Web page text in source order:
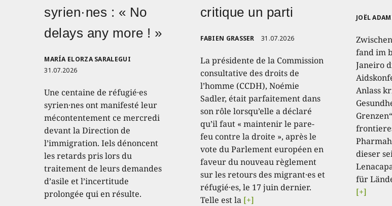
syrien·nes : « No
delays any more ! »
MARÍA ELORZA SARALEGUI
31.07.2026
Une centaine de réfugié·es
syrien·nes ont manifesté leur
mécontentement ce mercredi
devant la Direction de
l’immigration. Iels dénoncent
les retards pris lors du
traitement de leurs demandes
d’asile et l’incertitude
prolongée qui en résulte.
critique un parti
FABIEN GRASSER 31.07.2026
La présidente de la Commission
consultative des droits de
l’homme (CCDH), Noémie
Sadler, était parfaitement dans
son rôle lorsqu’elle a déclaré
qu’il faut « maintenir le pare-
feu contre la droite », après le
vote du Parlement européen en
faveur du nouveau règlement
sur les retours des migrant·es et
réfugié·es, le 17 juin dernier.
Telle est la [+]
JOËL
fand im
Janeiro
Anlass
dieser
für
[+]